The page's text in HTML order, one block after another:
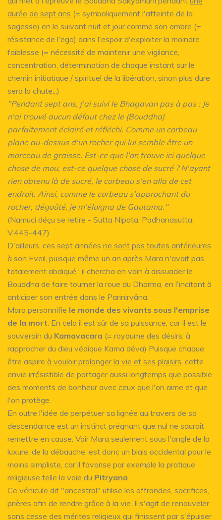
durée de sept ans (= symboliquement l'atteinte de la
sagesse) en le suivant nuit et jour comme son ombre (=
résistance de l'ego) dans l'espoir d'exploiter la moindre
faiblesse (= nécessité de maintenir une vigilance,
concentration, détermination de chaque instant sur le
chemin initiatique / spirituel de la libération, sinon plus dure
sera la chute...)
"Pendant sept ans, j'ai suivi le Bhagavan pas à pas ; Je
n'ai trouvé aucun défaut chez le (Bouddha)
parfaitement éclairé et réfléchi. Comme un corbeau
plane au-dessus d'un rocher qui lui semble être un
morceau de graisse. Est-ce que l'on trouve ici quelque
chose de mou, est-ce quelque chose de sucré ? N'ayant
rien obtenu là de sucré, le corbeau s'en alla de cet
endroit. Ainsi, comme le corbeau s'approchant du
rocher, dégoûté, je m'éloigna de Gautama."
(Namuci déçu se retire - Sutta Nipata, Padhanasutta,
V.445-447)
D'ailleurs, ces sept années ne sont pas toutes antérieures
à son Eveil , puisque même un an après Mara n'avait pas
totalement abdiqué : il chercha en vain à dissuader le
Bouddha de faire tourner la roue du Dharma, en l'incitant à
anticiper son entrée dans le Parinirvâna.
Mara personnifie le monde des vivants sous l'emprise
de la mort . En cela il est sûr de sa puissance, car il est le
souverain du Kamavacara (= royaume des désirs, à
rapprocher du dieu védique Kama déva) Puisque chaque
être aspire à vouloir prolonger la vie et ses plaisirs , cette
envie irrésistible de partager aussi longtemps que possible
des moments de bonheur avec ceux que l'on aime et que
l'on protège.
En outre l'idée de perpétuer sa lignée au travers de sa
descendance est un instinct prégnant que nul ne saurait
remettre en cause. Voir Mara seulement sous l'angle de la
luxure, de la débauche, est donc un biais occidental pour le
moins simpliste, car il favorise par exemple la pratique
religieuse telle la voie du Pitryana
Ce véhicule dit "ancestral" utilise les offrandes, sacrifices,
prières afin de rendre grâce à la vie. Il s'agit de renouveler
sans cesse des mérites religieux qui finissent par s'épuiser